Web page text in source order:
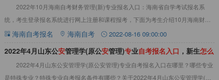
2022年10月海南自考财务管理(新)专业报名入口：海南省自学考试报名系
统，考生登录报名系统进行网上注册和课程报考，下面为考生介绍10月海南财务
管理(新)自考报名官网，报名时间，报
海南自考报名 海南自考 2022-08-16 09:00:00
2022年4月山东公安管理学(原公安管理)专业自考报名入口 ，新生怎么
名2022年4月山东公安管理学(原公安管理)专业自考报名入口在哪里？哪些专业
是特殊专业？特殊专业自考报名条件有哪些？关于2022年4月山东公安管理学(原